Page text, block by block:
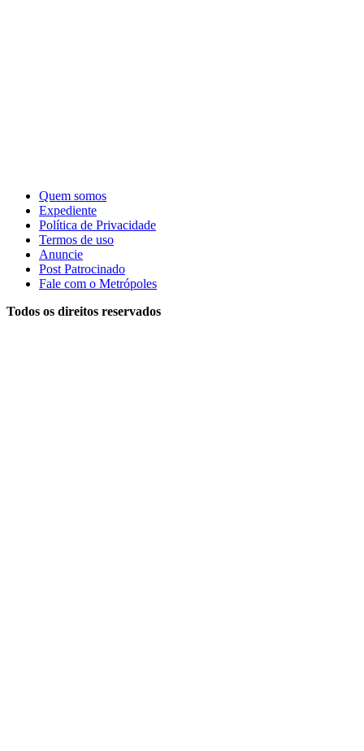
Quem somos
Expediente
Política de Privacidade
Termos de uso
Anuncie
Post Patrocinado
Fale com o Metrópoles
Todos os direitos reservados